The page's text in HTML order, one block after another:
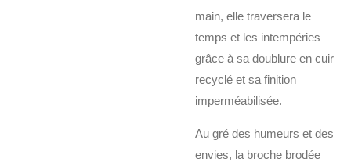
main, elle traversera le
temps et les intempéries
grâce à sa doublure en cuir
recyclé et sa finition
imperméabilisée.
Au gré des humeurs et des
envies, la broche brodée